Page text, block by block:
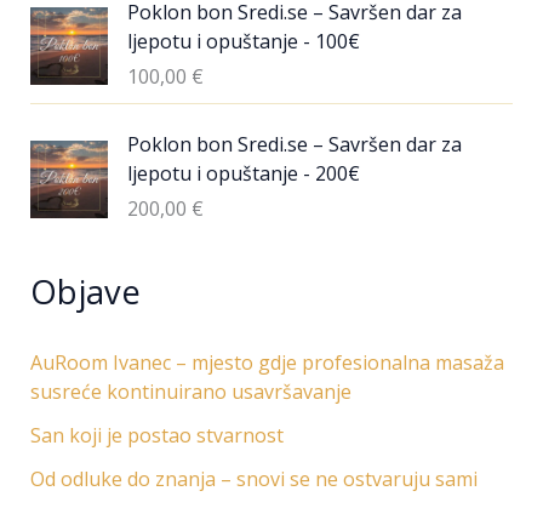
Poklon bon Sredi.se – Savršen dar za
ljepotu i opuštanje - 100€
100,00 €
Poklon bon Sredi.se – Savršen dar za
ljepotu i opuštanje - 200€
200,00 €
Objave
AuRoom Ivanec – mjesto gdje profesionalna masaža
susreće kontinuirano usavršavanje
San koji je postao stvarnost
Od odluke do znanja – snovi se ne ostvaruju sami